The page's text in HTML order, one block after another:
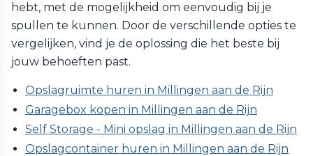
hebt, met de mogelijkheid om eenvoudig bij je
spullen te kunnen. Door de verschillende opties te
vergelijken, vind je de oplossing die het beste bij
jouw behoeften past.
Opslagruimte huren in Millingen aan de Rijn
Garagebox kopen in Millingen aan de Rijn
Self Storage - Mini opslag in Millingen aan de Rijn
Opslagcontainer huren in Millingen aan de Rijn